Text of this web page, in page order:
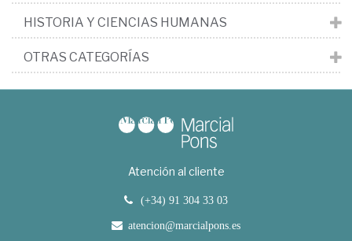
HISTORIA Y CIENCIAS HUMANAS
OTRAS CATEGORÍAS
Atención al cliente
(+34) 91 304 33 03
atencion@marcialpons.es